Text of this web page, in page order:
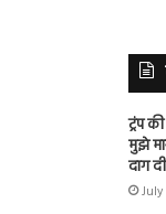
ट्रंप
मुझे
दाग
July